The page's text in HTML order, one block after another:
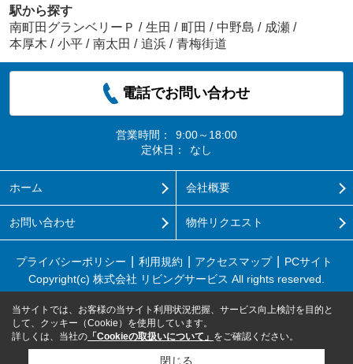
駅から探す
南町田グランベリーＰ / 生田 / 町田 / 中野島 / 成瀬 /
本厚木 / 小平 / 南太田 / 追浜 / 青梅街道
電話でお問い合わせ
営業時間：
9:00～18:00
定休日：
なし
ホーム 会社概要
お問い合わせ 物件リクエスト
プライバシーポリシー 利用規約 アクセスマップ
PCサイト
Copyright(c) 株式会社 リビングサービス All rights reserved.
当サイトでは、お客様の当サイト利用状況把握、サービス向上検討を目的と
して、クッキー（Cookie）を使用しています。
詳しくは、当社の 「Cookieの取扱いについて」 をご確認ください。
閉じる